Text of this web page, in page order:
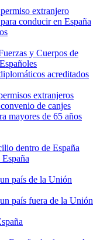
extranjero
conducir en España
y Cuerpos de
acreditados
extranjeros
de canjes
mayores de 65 años
dentro de España
país de la Unión
país fuera de la Unión